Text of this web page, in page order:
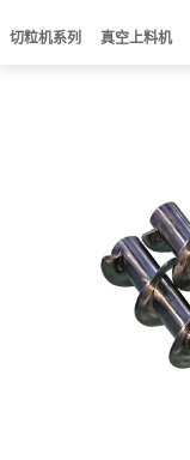
切粒机系列 真空上料机